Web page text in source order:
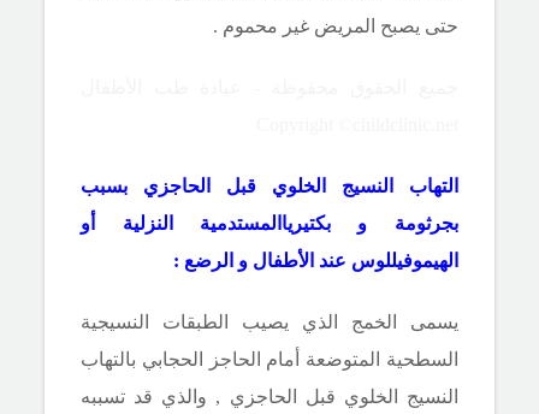
حتى يصبح المريض غير محموم .
التهاب النسيج الخلوي قبل الحاجزي بسبب
بجرثومة و بكتيرياالمستدمية النزلية أو
الهيموفيللوس عند الأطفال و الرضع :
يسمى الخمج الذي يصيب الطبقات النسيجية
السطحية المتوضعة أمام الحاجز الحجابي بالتهاب
النسيج الخلوي قبل الحاجزي , والذي قد تسببه